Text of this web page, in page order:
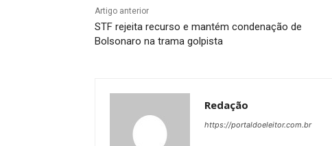
Artigo anterior
STF rejeita recurso e mantém condenação de
Bolsonaro na trama golpista
Redação
https://portaldoeleitor.com.br